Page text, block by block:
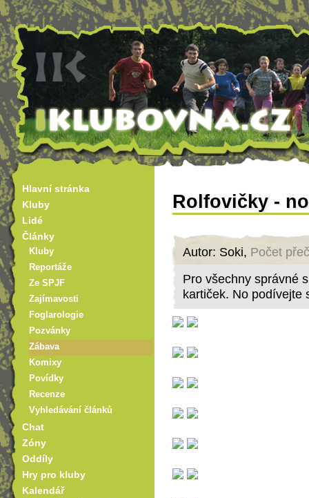
Rolfovičky -
Autor: Soki, Počet
Pro všechny správné
kartiček. No podívejte
Hlavní stránka
Kluby
Lidé
Články
Kluby
Reportáže
Ze SPJF
Zajímavosti
Foglarologie
Pozvánky
Zábava
Komixy
Povídky
Recenze
Vyhledávání článků
Chat
Zóny
Oddíly
Hry pro kluby
Kalendář